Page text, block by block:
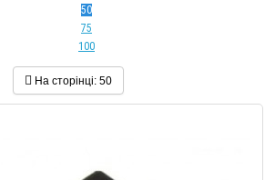
50
75
100
На сторінці: 50